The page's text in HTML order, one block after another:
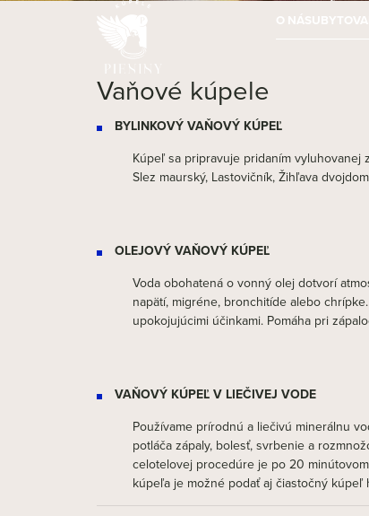
O NÁS
Vaňové kúpele
BYLINKOVÝ VAŇOVÝ KÚPEĽ
Kúpeľ sa pripravuje pridaním vyluhovanej
Slez maurský, Lastovičník, Žihľava
OLEJOVÝ VAŇOVÝ KÚPEĽ
Voda obohatená o vonný olej dotvorí
napätí, migréne, bronchitíde alebo
upokojujúcimi účinkami. Pomáha pri
VAŇOVÝ KÚPEĽ V LIEČIVEJ VODE
Používame prírodnú a liečivú minerálnu
potláča zápaly, bolesť, svrbenie a
celotelovej procedúre je po 20
kúpeľa je možné podať aj čiastočný kúpeľ